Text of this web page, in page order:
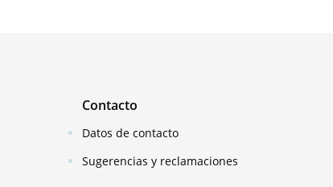
Contacto
Datos de contacto
Sugerencias y reclamaciones